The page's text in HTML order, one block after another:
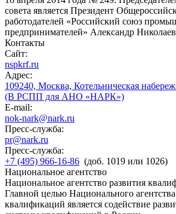
совета является Президент
работодателей «Российский союз
предпринимателей» Александр
Контакты
Сайт:
nspkrf.ru
Адрес:
109240, Москва, Котельническая
(В РСПП для АНО «НАРК»)
E-mail:
nok-nark@nark.ru
Пресс-служба:
pr@nark.ru
Пресс-служба:
+7 (495) 966-16-86 (доб. 1019 или 1026)
Национальное агентство
Национальное агентство развития
Главной целью Национального
квалификаций является содействие